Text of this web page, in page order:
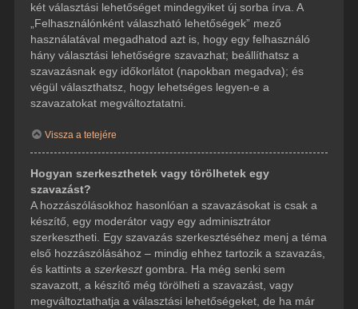
két választási lehetőséget mindegyiket új sorba írva. A
„Felhasználónként válaszható lehetőségek” mező
használatával megadhatod azt is, hogy egy felhasználó
hány választási lehetőségre szavazhat; beállíthatsz a
szavazásnak egy időkorlátot (napokban megadva); és
végül választhatsz, hogy lehetséges legyen-e a
szavazatokat megváltoztatatni.
Vissza a tetejére
Hogyan szerkeszthetek vagy törölhetek egy
szavazást?
A hozzászólásokhoz hasonlóan a szavazásokat is csak a
készítő, egy moderátor vagy egy adminisztrátor
szerkesztheti. Egy szavazás szerkesztéséhez menj a téma
első hozzászólásához – mindig ehhez tartozik a szavazás,
és kattints a szerkesztgombra. Ha még senki sem
szavazott, a készítő még törölheti a szavazást, vagy
megváltoztathatja a választási lehetőségeket, de ha már